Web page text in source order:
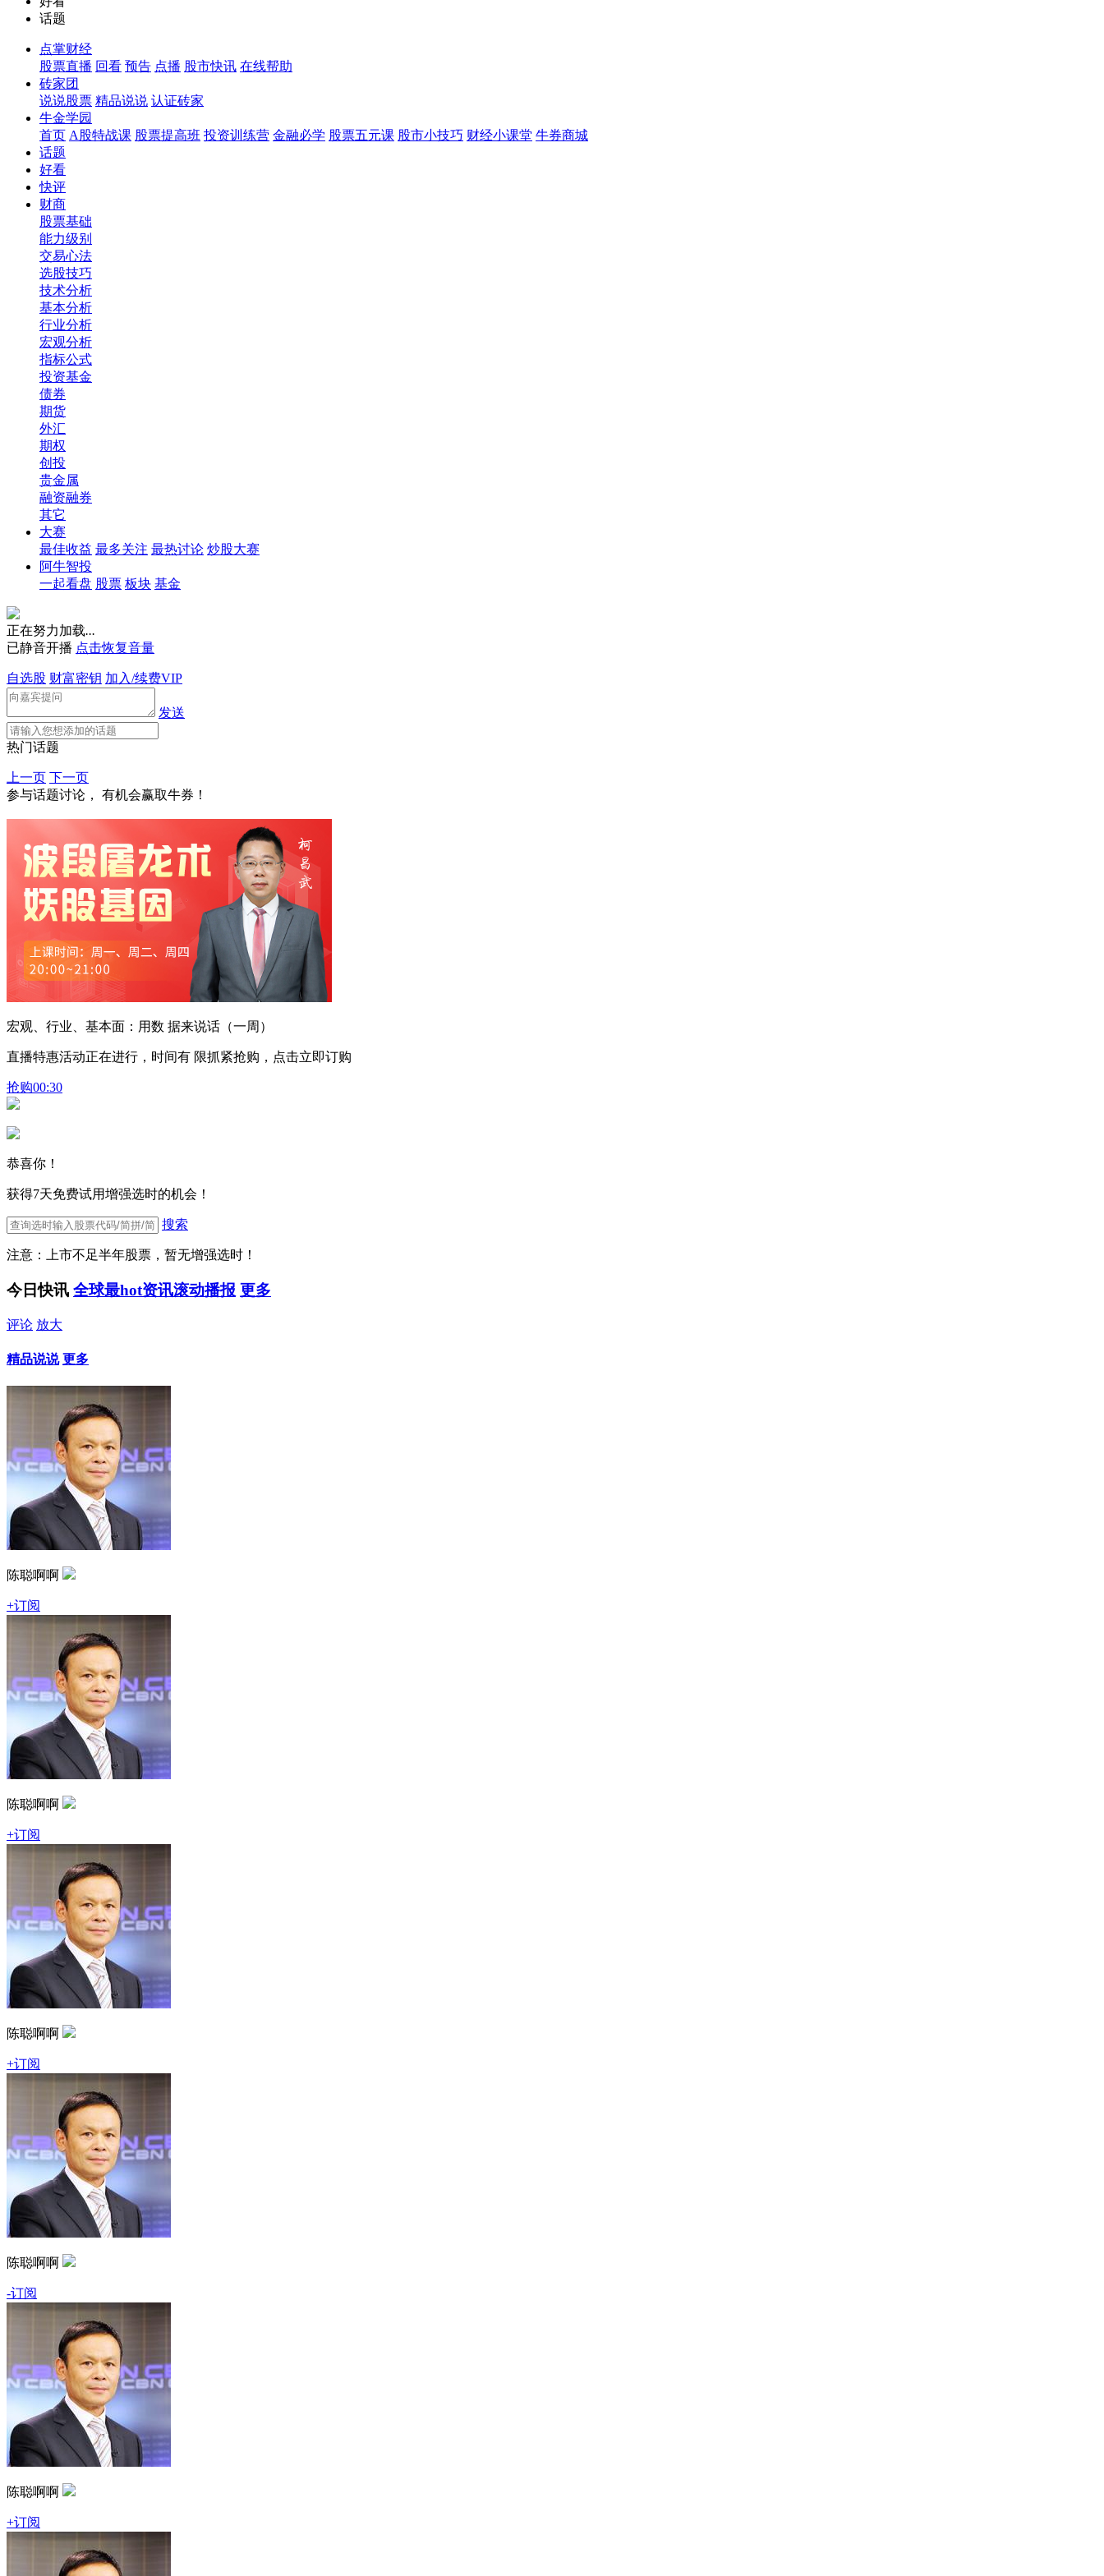
话题
点掌财经
股票直播 回看 预告 点播 股市快讯 在线帮助
砖家团
说说股票 精品说说 认证砖家
牛金学园
首页 A股特战课 股票提高班 投资训练营 金融必学 股票五元课 股市小技巧 财经小课堂 牛券商城
话题
好看
快评
财商
股票基础
能力级别
交易心法
选股技巧
技术分析
基本分析
行业分析
宏观分析
指标公式
投资基金
债券
期货
外汇
期权
创投
贵金属
融资融券
其它
大赛
最佳收益 最多关注 最热讨论 炒股大赛
阿牛智投
一起看盘 股票 板块 基金
正在努力加载...
已静音开播 点击恢复音量
自选股 财富密钥 加入/续费VIP
发送
热门话题
上一页 下一页
参与话题讨论， 有机会赢取牛券！
宏观、行业、基本面：用数 据来说话（一周）
直播特惠活动正在进行，时间有 限抓紧抢购，点击立即订购
抢购00:30
恭喜你！
获得7天免费试用增强选时的机会！
搜索
注意：上市不足半年股票，暂无增强选时！
今日快讯 全球最hot资讯滚动播报 更多
评论 放大
精品说说 更多
陈聪啊啊
+订阅
陈聪啊啊
+订阅
陈聪啊啊
+订阅
陈聪啊啊
-订阅
陈聪啊啊
+订阅